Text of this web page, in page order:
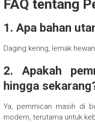
FAQ tentang
1. Apa bahan
Daging kering, lemak
2. Apakah
hingga
Ya, pemmican masih di
modern, terutama untuk